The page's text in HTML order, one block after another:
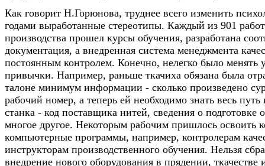
Как говорит Н.Горюнова, труднее всего изменить
годами выработанные стереотипы. Каждый из 901
производства прошел курсы обучения, разработана
документация, а внедренная система менеджмента
постоянным контролем. Конечно, нелегко было менять
привычки. Например, раньше ткачиха обязана была
талоне минимум информации - сколько произведено
рабочий номер, а теперь ей необходимо знать весь
станка - код поставщика нитей, сведения о подготовке
многое другое. Некоторым рабочим пришлось освоить
компьютерные программы, например, контролерам
инструкторам производственного обучения. Нельзя
внедрение нового оборудования в прядении, ткачестве